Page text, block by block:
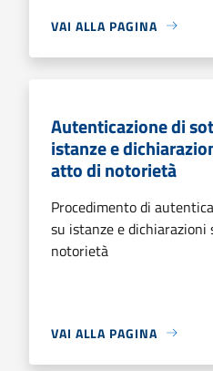
VAI ALLA PAGINA
Autenticazione di
istanze e
atto di notorietà
Procedimento di
su istanze e
notorietà
VAI ALLA PAGINA